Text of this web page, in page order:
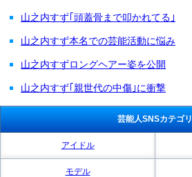
山之内すず｢頭蓋骨まで叩かれてる｣
山之内すず本名での芸能活動に悩み
山之内すずロングヘアー姿を公開
山之内すず｢親世代の中傷｣に衝撃
芸能人SNSカテゴリ
アイドル
モデル